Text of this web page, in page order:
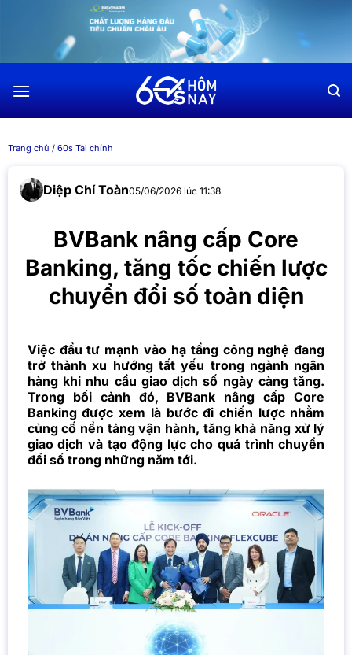
dung
Trang chủ / 60s Tài chính
Diệp Chí Toàn05/06/2026 lúc 11:38
BVBank nâng cấp Core
Banking, tăng tốc chiến lược
chuyển đổi số toàn diện
Việc đầu tư mạnh vào hạ tầng công nghệ đang
trở thành xu hướng tất yếu trong ngành ngân
hàng khi nhu cầu giao dịch số ngày càng tăng.
Trong bối cảnh đó, BVBank nâng cấp Core
Banking được xem là bước đi chiến lược nhằm
củng cố nền tảng vận hành, tăng khả năng xử lý
giao dịch và tạo động lực cho quá trình chuyển
đổi số trong những năm tới.